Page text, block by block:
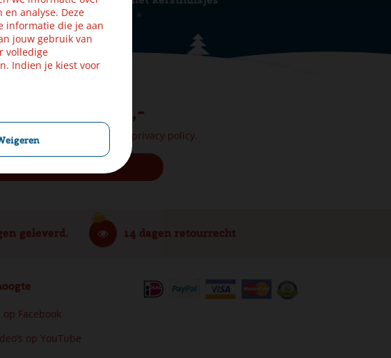
analyse. Deze
informatie die je aan
jouw gebruik van
volledige
Indien je kiest voor
t.w.v. € 25,-
secuur op conform onze privacy policy.
geleverd. 14 dagen retourrecht
op Facebook
op YouTube